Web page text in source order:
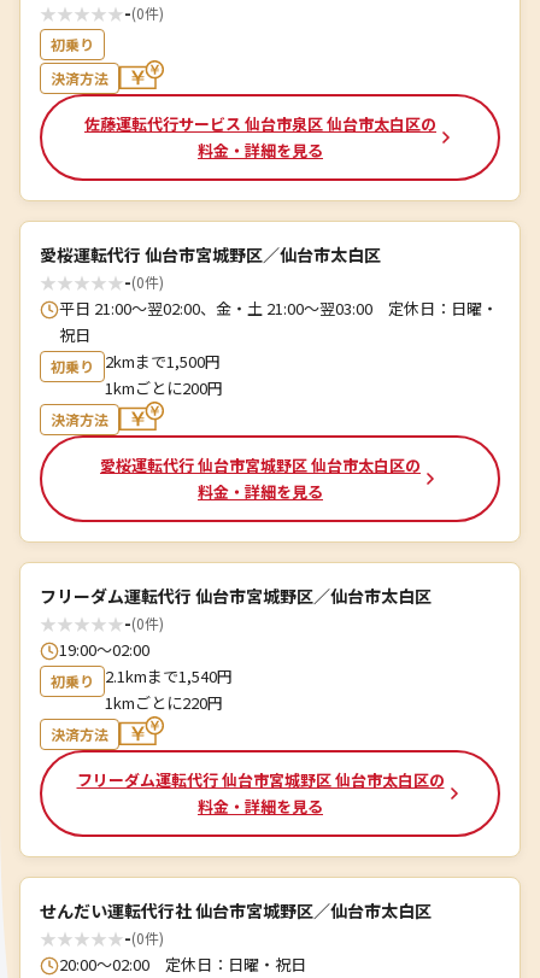
★★★★★-(0件)
初乗り
決済方法
佐藤運転代行サービス 仙台市泉区 仙台市太白区の
料金・詳細を見る
愛桜運転代行 仙台市宮城野区／仙台市太白区
★★★★★-(0件)
平日 21:00～翌02:00、金・土 21:00～翌03:00 定休日：日曜・
祝日
初乗り
2kmまで1,500円
1kmごとに200円
決済方法
愛桜運転代行 仙台市宮城野区 仙台市太白区の
料金・詳細を見る
フリーダム運転代行 仙台市宮城野区／仙台市太白区
★★★★★-(0件)
19:00〜02:00
初乗り
2.1kmまで1,540円
1kmごとに220円
決済方法
フリーダム運転代行 仙台市宮城野区 仙台市太白区の
料金・詳細を見る
せんだい運転代行社 仙台市宮城野区／仙台市太白区
★★★★★-(0件)
20:00～02:00 定休日：日曜・祝日